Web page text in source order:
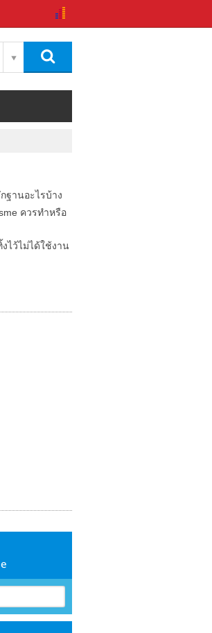
ฐานอะไรบ้าง
ควรทำหรือ
ไว้ไม่ได้ใช้งาน